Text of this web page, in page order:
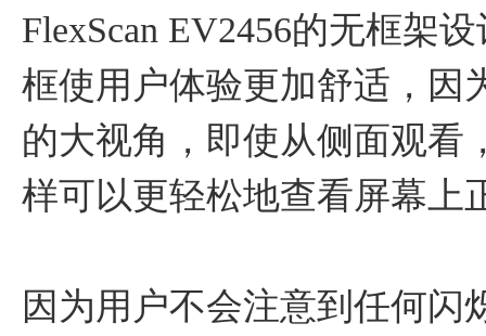
FlexScan EV2456的无框架
框使用户体验更加舒适，因
的大视角，即使从侧面观看
样可以更轻松地查看屏幕上
因为用户不会注意到任何闪